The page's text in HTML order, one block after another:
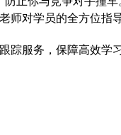
师对学员的全方位指
踪服务，保障高效学